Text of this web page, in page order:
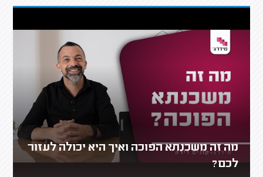
מה זה משכנתא הפוכה ואיך היא יכולה לעזור
לכם?